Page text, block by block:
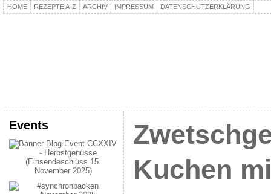
HOME REZEPTE A-Z ARCHIV IMPRESSUM DATENSCHUTZERKLÄRUNG
Events
Kuchen